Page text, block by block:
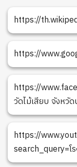
https://
https://
https://
วัดไม้เสียบ จังหวั
https://
search_query=โ